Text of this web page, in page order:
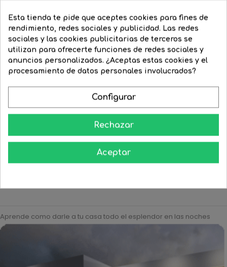
Spot Dicroica 50mm 12W
 
Precio
10,30 € Precio
5,62 €
COMPRAR  
Aprende como darle a tu casa todo el esplendor en las noches
Esta tienda te pide que aceptes cookies para fines de
rendimiento, redes sociales y publicidad. Las redes
sociales y las cookies publicitarias de terceros se
utilizan para ofrecerte funciones de redes sociales y
anuncios personalizados. ¿Aceptas estas cookies y el
procesamiento de datos personales involucrados?
Configurar
Rechazar
Aceptar